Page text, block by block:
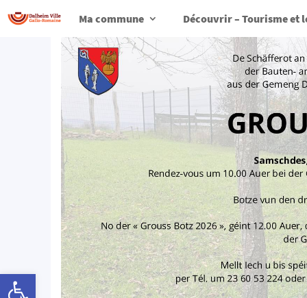
Ouvrir la barre d’outils
Ma commune Découvrir – Tourisme et